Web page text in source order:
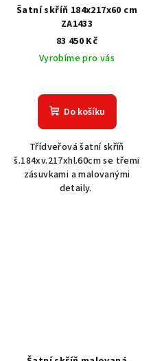
Šatní skříň 184x217x60 cm
ZA1433
83 450 Kč
Vyrobíme pro vás
Do košíku
Třídveřová šatní skříň
š.184xv.217xhl.60cm se třemi
zásuvkami a malovanými
detaily.